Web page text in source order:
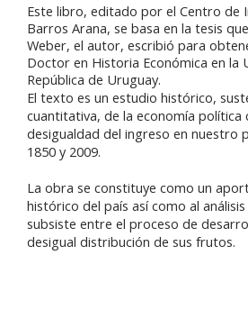
Este libro, editado por el Centro de
Barros Arana, se basa en la tesis
Weber, el autor, escribió para
Doctor en Historia Económica en la
República de Uruguay.
El texto es un estudio histórico,
cuantitativa, de la economía política
desigualdad del ingreso en nuestro
1850 y 2009.
La obra se constituye como un
histórico del país así como al
subsiste entre el proceso de
desigual distribución de sus frutos.